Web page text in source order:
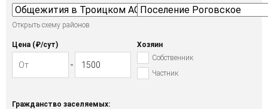
Открыть схему районов
Цена (₽/cут)
Хозяин
Собственник
Частник
Гражданство заселяемых: